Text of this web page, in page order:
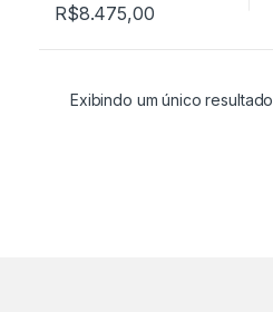
R$8.475,00
Exibindo um único resultado